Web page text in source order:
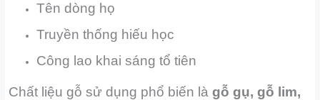
Tên dòng họ
Truyền thống hiếu học
Công lao khai sáng tổ tiên
Chất liệu gỗ sử dụng phổ biến làgỗ gụ, gỗ lim,